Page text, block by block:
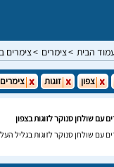
הבית צימרים צימרים
צפון זוגות
עם שולחן סנוקר לזוגות בצפון
עם שולחן סנוקר לזוגות בגליל